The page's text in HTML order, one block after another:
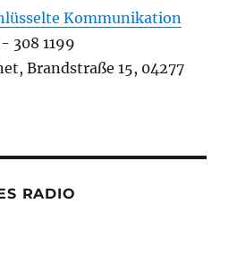
Kommunikation
308 1199
Brandstraße 15, 04277
RADIO